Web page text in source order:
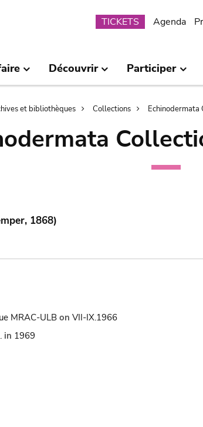
Submenu
TICKETS Agenda
Découvrir Participer
et bibliothèques Collections Echinodermata
1868)
MRAC-ULB on VII-IX.1966
in 1969